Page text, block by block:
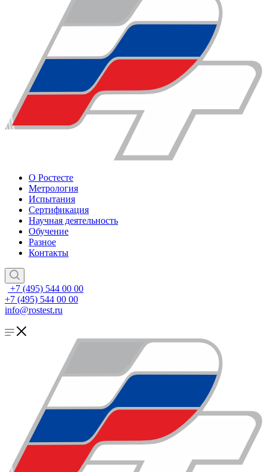
О Ростесте
Метрология
Испытания
Сертификация
Научная деятельность
Обучение
Разное
Контакты
+7 (495) 544 00 00
+7 (495) 544 00 00
info@rostest.ru